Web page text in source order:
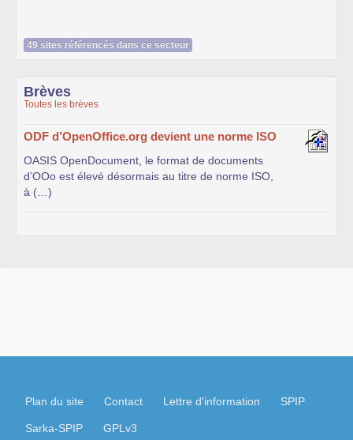
49 sites référencés dans ce secteur
Brèves
Toutes les brèves
ODF d’OpenOffice.org devient une norme ISO
OASIS OpenDocument, le format de documents
d’OOo est élevé désormais au titre de norme ISO,
à (…)
Plan du site Contact Lettre d'information SPIP
Sarka-SPIP GPLv3